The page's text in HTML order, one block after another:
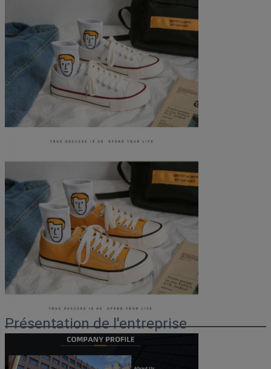
Présentation de l'entreprise